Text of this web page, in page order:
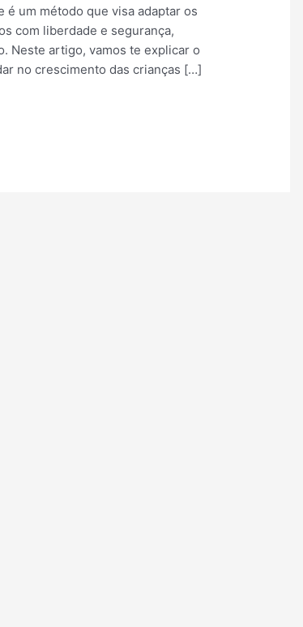
é um método que visa adaptar os
com liberdade e segurança,
Neste artigo, vamos te explicar o
no crescimento das crianças […]